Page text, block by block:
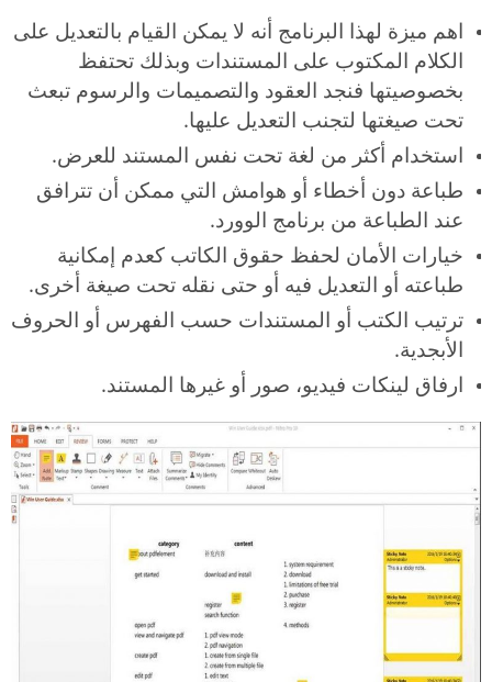
اهم ميزة لهذا البرنامج أنه لا يمكن القيام بالتعديل على
الكلام المكتوب على المستندات وبذلك تحتفظ
بخصوصيتها فنجد العقود والتصميمات والرسوم تبعث
تحت صيغتها لتجنب التعديل عليها.
استخدام أكثر من لغة تحت نفس المستند للعرض.
طباعة دون أخطاء أو هوامش التي ممكن أن تترافق
عند الطباعة من برنامج الوورد.
خيارات الأمان لحفظ حقوق الكاتب كعدم إمكانية
طباعته أو التعديل فيه أو حتى نقله تحت صيغة أخرى.
ترتيب الكتب أو المستندات حسب الفهرس أو الحروف
الأبجدية.
ارفاق لينكات فيديو، صور أو غيرها المستند.